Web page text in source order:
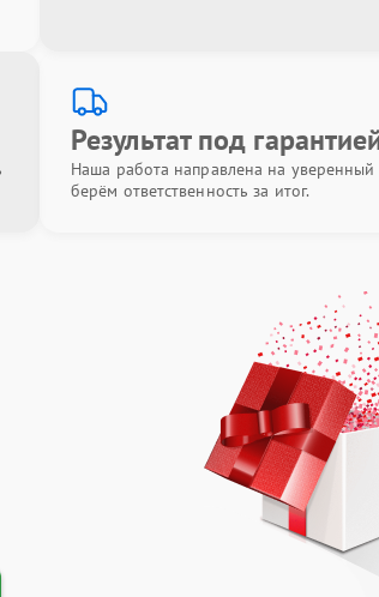
Результат под
Наша работа направлена на уверенный
берём ответственность за итог.